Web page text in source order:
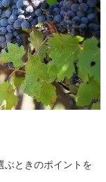
ぶときのポイントを